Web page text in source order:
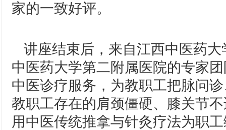
家的一致好评。
讲座结束后，来自江西中医药
中医药大学第二附属医院的专家
中医诊疗服务，为教职工把脉问
教职工存在的肩颈僵硬、膝关节
用中医传统推拿与针灸疗法为职